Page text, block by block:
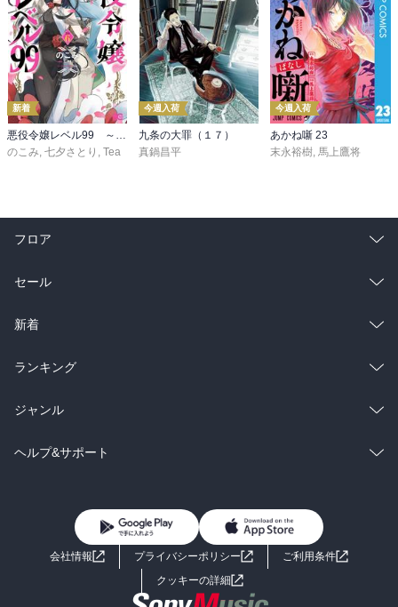
新着
のこみ 七夕さとり Tea
今週入荷
九条の大罪（１７）
真鍋昌平
今週入荷
あかね噺 23
末永裕樹 馬上鷹将
フロア
総合
ラノベ
雑誌・グラビア
BL・TL
セール
総合
ラノベ
雑誌・グラビア
BL・TL
新着
総合
ラノベ
雑誌・グラビア
ランキング
総合
ラノベ
ジャンル
コミック
ライトノベル 男子向けラノベ
小説
ヘルプ&サポート
よくあるご質問 お問い合わせ
会社情報 プライバシーポリシー
ご利用条件
クッキーの詳細